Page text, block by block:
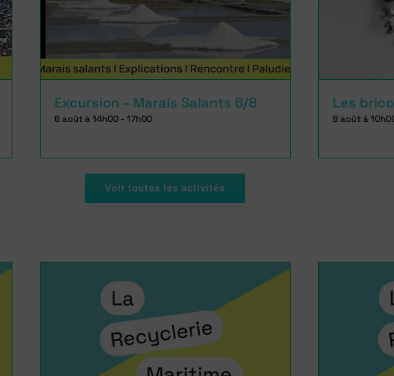
Excursion – Marais Salants 6/8
6 août à 14h00 -17h00
Les
8 août à
Voir toutes les activités